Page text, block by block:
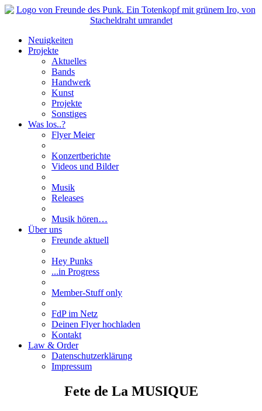
Neuigkeiten
Projekte
Aktuelles
Bands
Handwerk
Kunst
Projekte
Sonstiges
Was los..?
Flyer Meier
Konzertberichte
Videos und Bilder
Musik
Releases
Musik hören…
Über uns
Freunde aktuell
Hey Punks
...in Progress
Member-Stuff only
FdP im Netz
Deinen Flyer hochladen
Kontakt
Law & Order
Datenschutzerklärung
Impressum
Fete de La MUSIQUE